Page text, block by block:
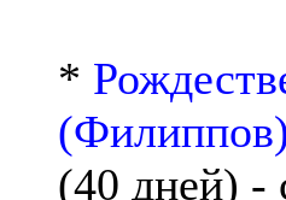
*
(40 дней) -